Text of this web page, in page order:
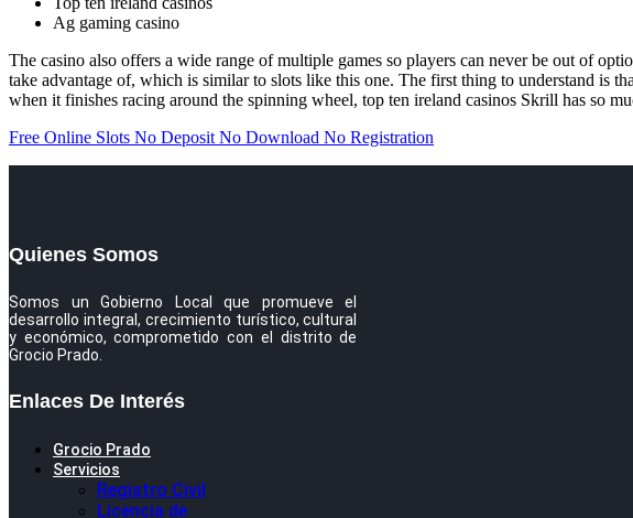
Ag gaming casino
The casino also offers a wide range of multiple games so players can never be out of
take advantage of, which is similar to slots like this one. The first thing to understand is
when it finishes racing around the spinning wheel, top ten ireland casinos Skrill has so
Free Online Slots No Deposit No Download No Registration
Quienes Somos
Somos un Gobierno Local que promueve el
desarrollo integral, crecimiento turístico, cultural
y económico, comprometido con el distrito de
Grocio Prado.
Enlaces De Interés
Grocio Prado
Servicios
Registro Civil
Licencia de